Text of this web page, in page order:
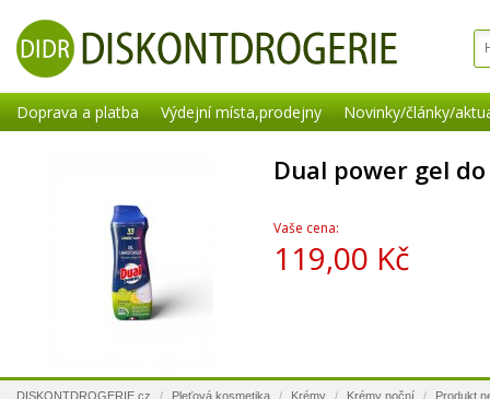
Doprava a platba Výdejní místa,prodejny Novinky/články/
Dual power gel
Vaše cena:
119,00 Kč
DISKONTDROGERIE.cz / Pleťová kosmetika / Krémy / Krémy noční / Produkt